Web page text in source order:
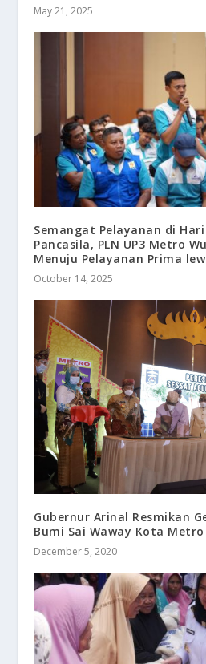
May 21, 2025
Semangat Pelayanan di
Pancasila, PLN UP3 Metro
Menuju Pelayanan Prima
October 14, 2025
Gubernur Arinal Resmikan
Bumi Sai Waway Kota Metro
December 5, 2020